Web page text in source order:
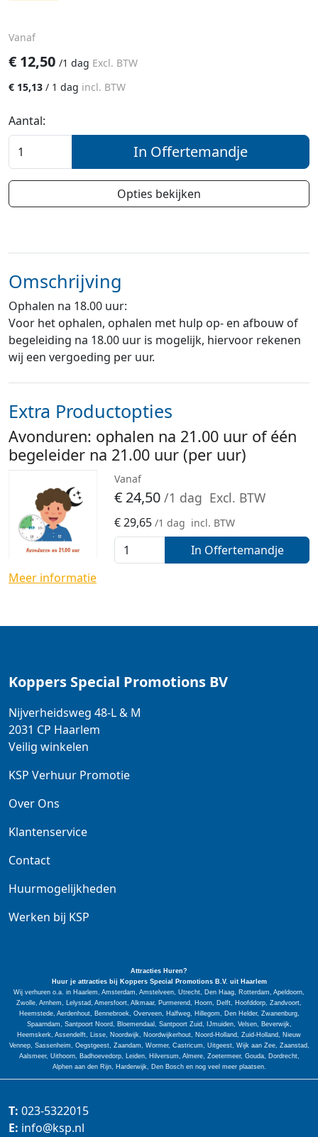
Vanaf
€ 12,50 /1 dag Excl. BTW
€ 15,13 / 1 dag incl. BTW
Aantal:
In Offertemandje
Opties bekijken
Omschrijving
Ophalen na 18.00 uur:
Voor het ophalen, ophalen met hulp op- en afbouw of
begeleiding na 18.00 uur is mogelijk, hiervoor rekenen
wij een vergoeding per uur.
Extra Productopties
Avonduren: ophalen na 21.00 uur of één
begeleider na 21.00 uur (per uur)
Vanaf
€ 24,50 /1 dag Excl. BTW
€29,65 /1 dag incl. BTW
In Offertemandje
Meer informatie
Koppers Special Promotions BV
Nijverheidsweg 48-L & M
2031 CP Haarlem
Veilig winkelen
KSP Verhuur Promotie
Over Ons
Klantenservice
Contact
Huurmogelijkheden
Werken bij KSP
Attracties Huren?
Huur je attracties bij Koppers Special
PromotionsB.V. uit Haarlem
Wij verhuren o.a. in Haarlem, Amsterdam, Amstelveen, Utrecht, Den Haag, Rotterdam, Apeldoorn,
Zwolle, Arnhem, Lelystad, Amersfoort, Alkmaar, Purmerend, Hoorn, Delft, Hoofddorp, Zandvoort,
Heemstede, Aerdenhout, Bennebroek, Overveen, Halfweg, Hillegom, Den Helder, Zwanenburg,
Spaarndam, Santpoort Noord, Bloemendaal, Santpoort Zuid, IJmuiden, Velsen, Beverwijk,
Heemskerk, Assendelft, Lisse, Noordwijk, Noordwijkerhout, Noord-Holland, Zuid-Holland, Nieuw
Vennep, Sassenheim, Oegstgeest, Zaandam, Wormer, Castricum, Uitgeest, Wijk aan Zee, Zaanstad,
Aalsmeer, Uithoorn, Badhoevedorp, Leiden, Hilversum, Almere, Zoetermeer, Gouda, Dordrecht,
Alphen aan den Rijn, Harderwijk, Den Bosch en nog veel meer plaatsen.
T: 023-5322015
E: info@ksp.nl